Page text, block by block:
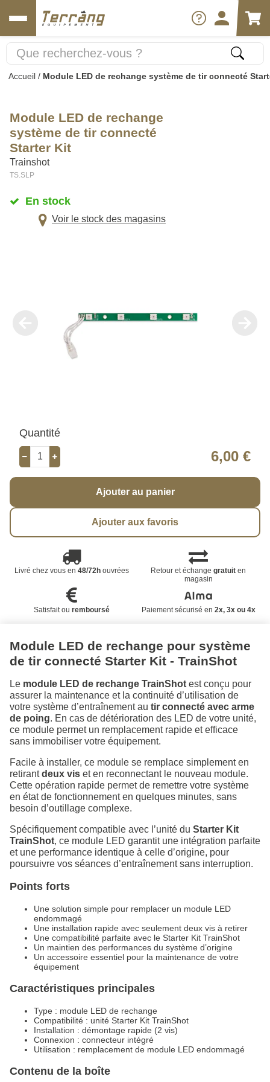
Accueil / Module LED de rechange système de tir connecté
Module LED de rechange
système de tir connecté
Starter Kit
Trainshot
TS.SLP
En stock
Voir le stock des magasins
Quantité
6,00 €
Ajouter au panier
Ajouter aux favoris
Livré chez vous en 48/72houvrées Retour et échangegratuit en
magasin
Satisfait ou remboursé Paiement sécurisé en 2x, 3x ou 4x
Module LED de rechange pour système
de tir connecté Starter Kit - TrainShot
Le module LED de rechange TrainShot est conçu pour
assurer la maintenance et la continuité d’utilisation de
votre système d’entraînement au tir connecté avec arme
de poing. En cas de détérioration des LED de votre unité,
ce module permet un remplacement rapide et efficace
sans immobiliser votre équipement.
Facile à installer, ce module se remplace simplement en
retirantdeux vis et en reconnectant le nouveau module.
Cette opération rapide permet de remettre votre système
en état de fonctionnement en quelques minutes, sans
besoin d’outillage complexe.
Spécifiquement compatible avec l’unité du Starter Kit
TrainShot, ce module LED garantit une intégration parfaite
et une performance identique à celle d’origine, pour
poursuivre vos séances d’entraînement sans interruption.
Points forts
Une solution simple pour remplacer un module LED
endommagé
Une installation rapide avec seulement deux vis à retirer
Une compatibilité parfaite avec le Starter Kit TrainShot
Un maintien des performances du système d’origine
Un accessoire essentiel pour la maintenance de votre
équipement
Caractéristiques principales
Type : module LED de rechange
Compatibilité : unité Starter Kit TrainShot
Installation : démontage rapide (2 vis)
Connexion : connecteur intégré
Utilisation : remplacement de module LED endommagé
Contenu de la boîte